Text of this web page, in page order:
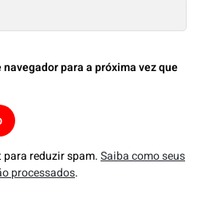
para a próxima vez que
reduzir spam.Saiba como seus
processados.